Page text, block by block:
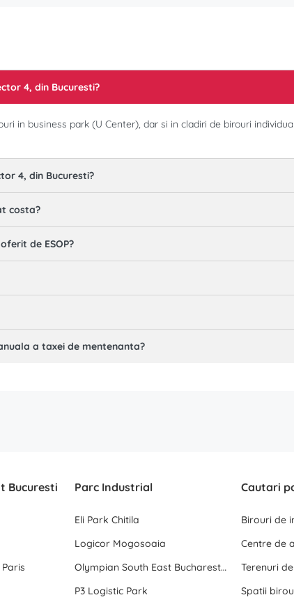
4, din Bucuresti?
in business park (U Center), dar si in cladiri de birouri
4, din Bucuresti?
costa?
de ESOP?
a taxei de mentenanta?
Bucuresti Parc Industrial
Eli Park Chitila
Logicor Mogosoaia
Olympian South East Bucharest Park
P3 Logistic Park
Cautari
Birouri de
Terenuri
Spatii